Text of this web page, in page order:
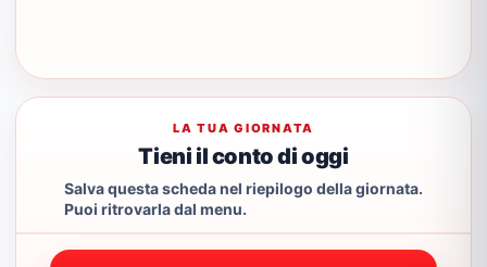
LA TUA GIORNATA
Tieni il conto di oggi
Salva questa scheda nel riepilogo della giornata.
Puoi ritrovarla dal menu.